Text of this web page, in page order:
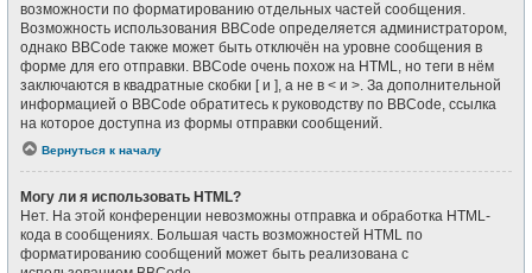
возможности по форматированию отдельных частей сообщения.
Возможность использования BBCode определяется администратором,
однако BBCode также может быть отключён на уровне сообщения в
форме для его отправки. BBCode очень похож на HTML, но теги в нём
заключаются в квадратные скобки [ и ], а не в < и >. За дополнительной
информацией о BBCode обратитесь к руководству по BBCode, ссылка
на которое доступна из формы отправки сообщений.
Вернуться к началу
Могу ли я использовать HTML?
Нет. На этой конференции невозможны отправка и обработка HTML-
кода в сообщениях. Большая часть возможностей HTML по
форматированию сообщений может быть реализована с